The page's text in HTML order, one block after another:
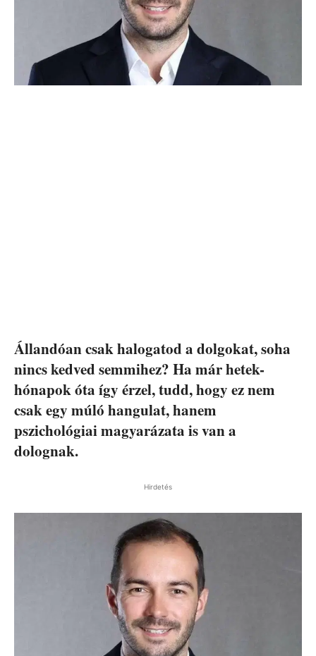
Állandóan csak halogatod a dolgokat, soha
nincs kedved semmihez? Ha már hetek-
hónapok óta így érzel, tudd, hogy ez nem
csak egy múló hangulat, hanem
pszichológiai magyarázata is van a
dolognak.
Hirdetés